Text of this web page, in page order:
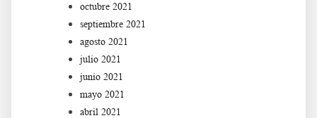
octubre 2021
septiembre 2021
agosto 2021
julio 2021
junio 2021
mayo 2021
abril 2021